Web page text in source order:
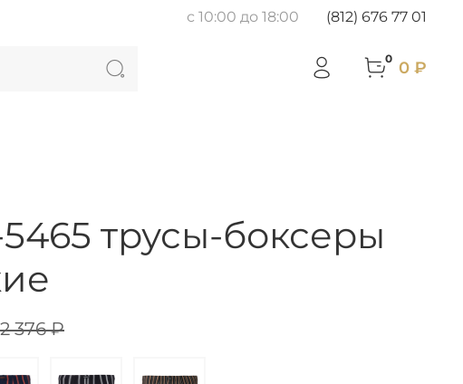
с 10:00 до 18:00 (812) 676 77 01
0 0 ₽
трусы-боксеры
2 376 ₽